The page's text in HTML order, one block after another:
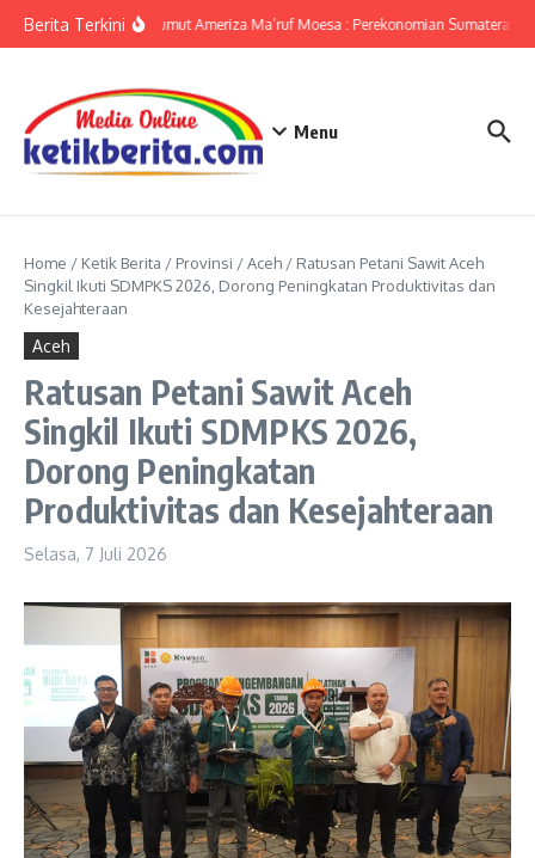
Berita TerkiniKPwBI Sumut Ameriza Ma’ruf Moesa : Perekonomian Sumatera
Menu
Home / Ketik Berita / Provinsi /Aceh / Ratusan Petani Sawit Aceh
Singkil Ikuti SDMPKS 2026, Dorong Peningkatan Produktivitas dan
Kesejahteraan
Aceh
Ratusan Petani Sawit Aceh
Singkil Ikuti SDMPKS 2026,
Dorong Peningkatan
Produktivitas dan Kesejahteraan
Selasa, 7 Juli 2026